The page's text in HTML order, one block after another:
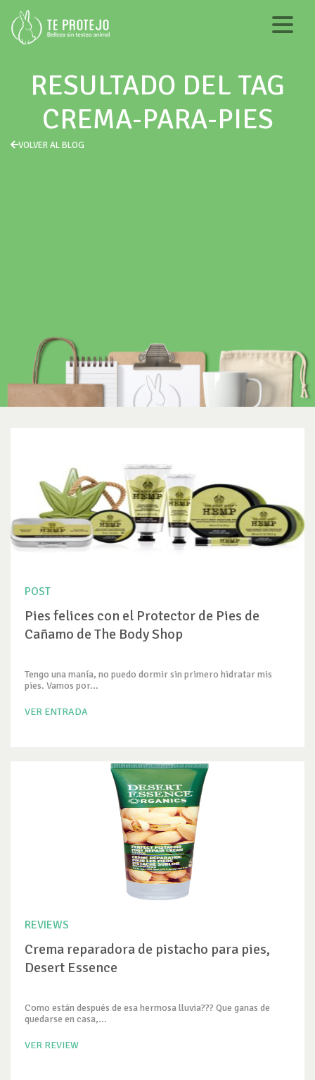
RESULTADO DEL TAG
CREMA-PARA-PIES
VOLVER AL BLOG
POST
Pies felices con el Protector de Pies de
Cañamo de The Body Shop
Tengo una manía, no puedo dormir sin primero hidratar mis
pies. Vamos por...
VER ENTRADA
REVIEWS
Crema reparadora de pistacho para pies,
Desert Essence
Como están después de esa hermosa lluvia??? Que ganas de
quedarse en casa,...
VER REVIEW